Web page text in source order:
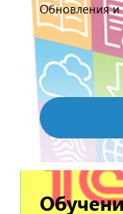
Обновления и